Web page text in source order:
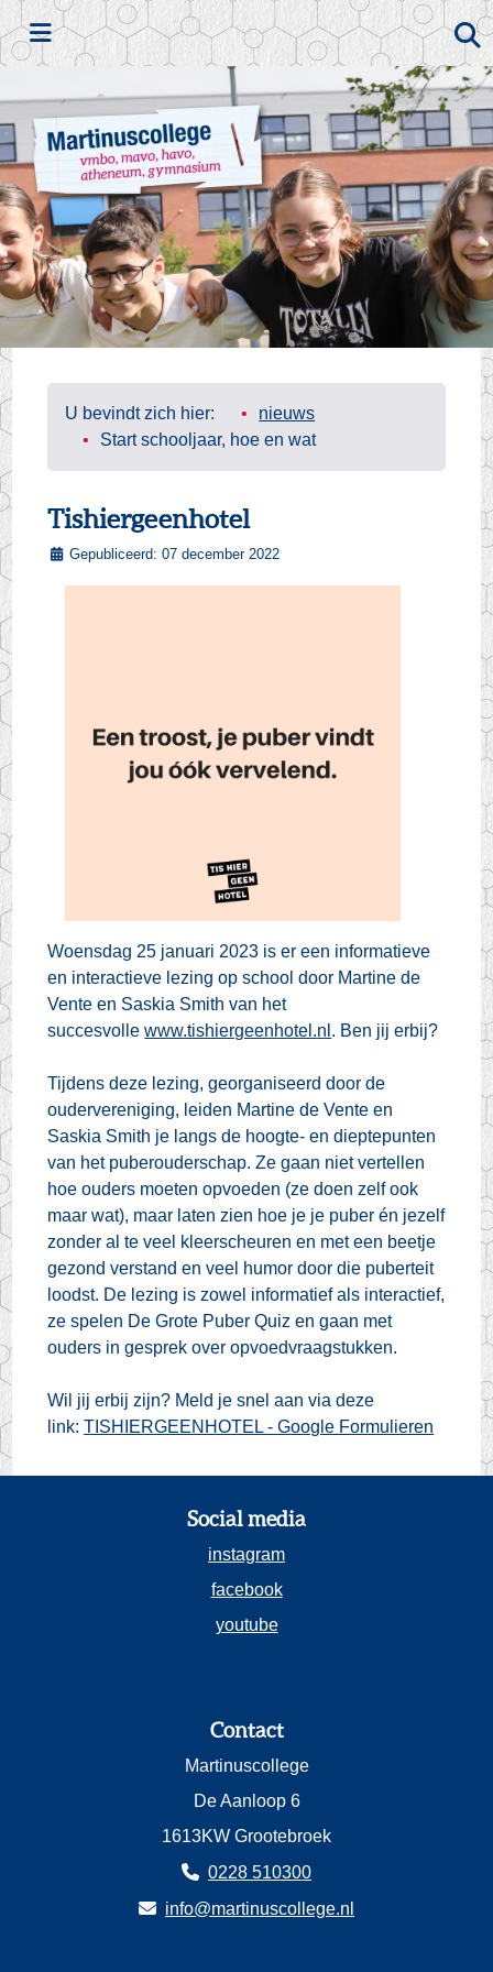
Zoeken
U bevindt zich hier:
nieuws
Start schooljaar, hoe en wat
Tishiergeenhotel
Gepubliceerd: 07 december 2022
Woensdag 25 januari 2023 is er een informatieve
en interactieve lezing op school door Martine de
Vente en Saskia Smith van het
succesvollewww.tishiergeenhotel.nl . Ben jij erbij?
Tijdens deze lezing, georganiseerd door de
oudervereniging, leiden Martine de Vente en
Saskia Smith je langs de hoogte- en dieptepunten
van het puberouderschap. Ze gaan niet vertellen
hoe ouders moeten opvoeden (ze doen zelf ook
maar wat), maar laten zien hoe je je puber én jezelf
zonder al te veel kleerscheuren en met een beetje
gezond verstand en veel humor door die puberteit
loodst. De lezing is zowel informatief als interactief,
ze spelen De Grote Puber Quiz en gaan met
ouders in gesprek over opvoedvraagstukken.
Wil jij erbij zijn? Meld je snel aan via deze
link:TISHIERGEENHOTEL - Google Formulieren
Social media
instagram
facebook
youtube
Contact
Martinuscollege
De Aanloop 6
1613KW Grootebroek
0228 510300
info@martinuscollege.nl